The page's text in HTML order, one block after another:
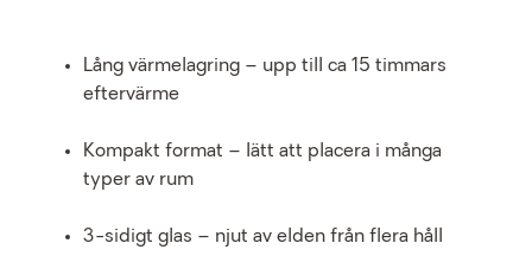
Lång värmelagring – upp till ca 15 timmars
eftervärme
Kompakt format – lätt att placera i många
typer av rum
3-sidigt glas – njut av elden från flera håll